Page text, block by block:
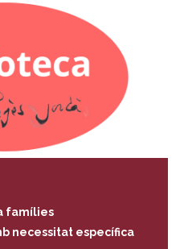
famílies
necessitat específica